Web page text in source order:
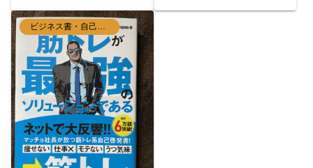
ビジネス書・自己啓発本